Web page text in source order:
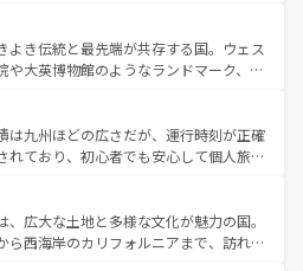
の発祥地であるランス、プロヴァンスの
ー畑など、多彩な楽しみ方が可能だ。さ
地域にも魅力が溢れており、どの街角に
ぶとそれぞれで全く異なる文化を体験で
ろう。 なお、新着のフランス情報はコンテンツ一覧
。
、どこを歩いても飽きることがない。ベ
気、バイエルン州のアルプスの絶景、そ
のワイン畑といった風景は必見。ビール
ひ体験してほしい。 なお、新着の
テンツ一覧を参照してほしい。
よき伝統と最先端が共存する国。ウェス
や大英博物館のようなランドマーク、歴
魅力がある。また、優雅なアフタヌーン
きにはたまらない英国パブ、サッカー観
らこそできる体験も豊富。イギリスを旅
てほしい。
は九州ほどの広さだが、運行時刻が正確
れており、初心者でも安心して個人旅行
残る町や、スイスならではのユニークな
ルプス観光だけでなく町歩きも満喫する
民の所得が高いため物価も高いが、旅行
、広大な土地と多様な文化が魅力の国。
ら西海岸のカリフォルニアまで、訪れる